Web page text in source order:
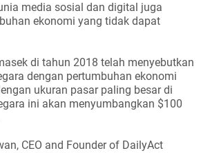
media sosial dan digital juga
ekonomi yang tidak dapat
di tahun 2018 telah menyebutkan
dengan pertumbuhan ekonomi
ukuran pasar paling besar di
ini akan menyumbangkan $100
CEO and Founder of DailyAct